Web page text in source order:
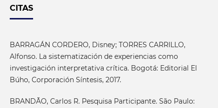
CITAS
BARRAGÁN CORDERO, Disney; TORRES CARRILLO,
Alfonso. La sistematización de experiencias como
investigación interpretativa crítica. Bogotá: Editorial El
Búho, Corporación Síntesis, 2017.
BRANDÃO, Carlos R. Pesquisa Participante. São Paulo: